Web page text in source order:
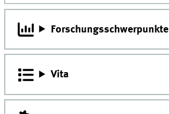
Forschungsschwerpunkte
Vita